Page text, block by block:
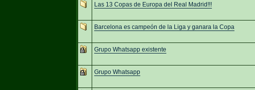
Las 13 Copas de Europa del Real Madrid!!!
Barcelona es campeón de la Liga y ganara la Copa
Grupo Whatsapp existente
Grupo Whatsapp